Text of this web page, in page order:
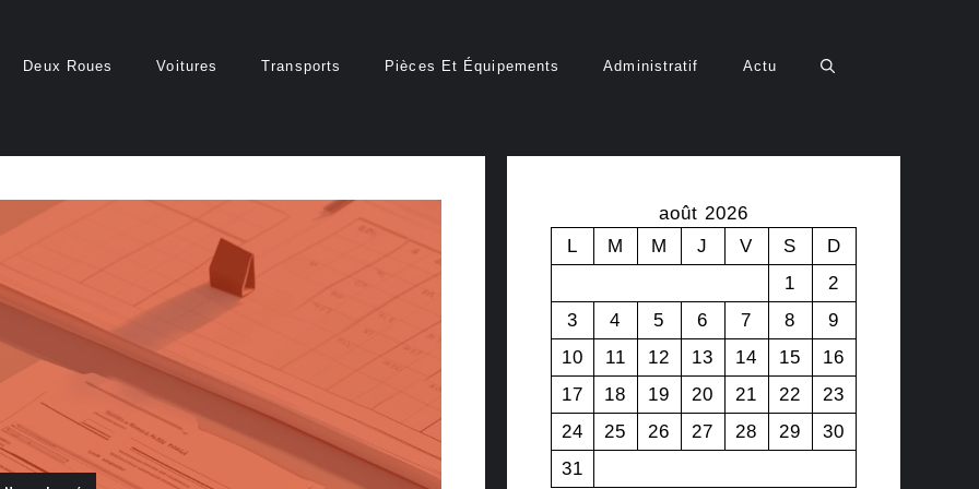
Deux Roues Voitures Transports Pièces Et Équipements Administratif Actu
août 2026
L
M M J V S
D
1
2
3
4 5 6 7 8
9
10
11 12 13 14 15
16
17
18 19 20 21 22
23
24
25 26 27 28 29
30
31